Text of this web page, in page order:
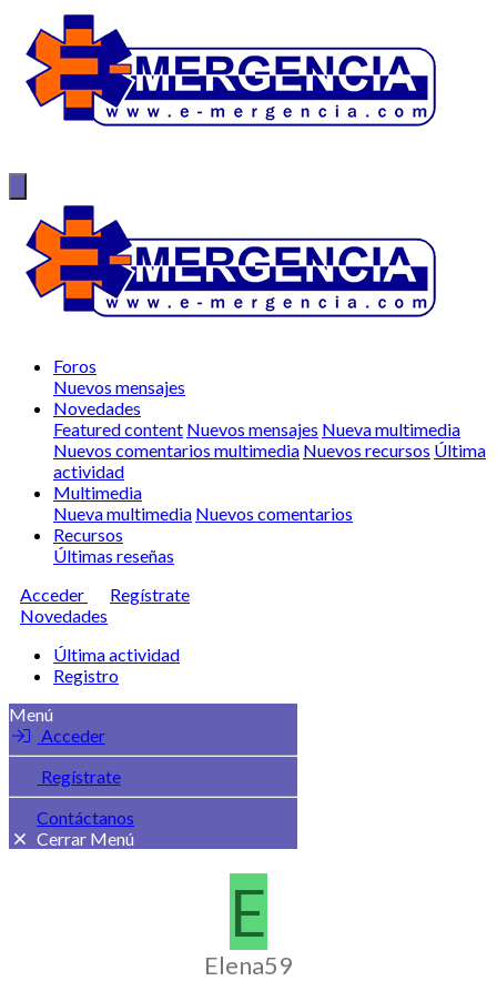
Foros
Nuevos mensajes
Novedades
Featured content Nuevos mensajes Nueva multimedia
Nuevos comentarios multimedia Nuevos recursos Última
actividad
Multimedia
Nueva multimedia Nuevos comentarios
Recursos
Últimas reseñas
Acceder
Regístrate
Novedades
Última actividad
Registro
Menú
Acceder
Regístrate
Contáctanos
Cerrar Menú
E
Elena59